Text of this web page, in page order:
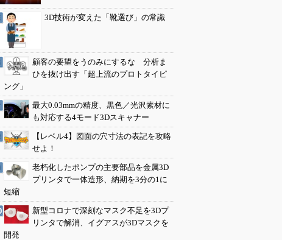
3D技術が変えた「靴選び」の常識
顧客の要望をうのみにするな 分析ま
ひを抜け出す「超上流のプロトタイピ
ング」
最大0.03mmの精度、黒色／光沢素材に
も対応する4モード3Dスキャナー
【レベル4】図面の穴寸法の表記を攻略
せよ！
老朽化したポンプの主要部品を金属3D
プリンタで一体造形、納期を3分の1に
短縮
新型コロナで深刻なマスク不足を3Dプ
リンタで解消、イグアスが3Dマスクを
開発